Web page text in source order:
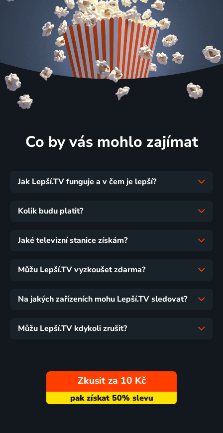
Co by vás mohlo zajímat
Jak Lepší.TV funguje a v čem je lepší?
Kolik budu platit?
Jaké televizní stanice získám?
Můžu Lepší.TV vyzkoušet zdarma?
Na jakých zařízeních mohu Lepší.TV sledovat?
Můžu Lepší.TV kdykoli zrušit?
Zkusit za 10 Kč